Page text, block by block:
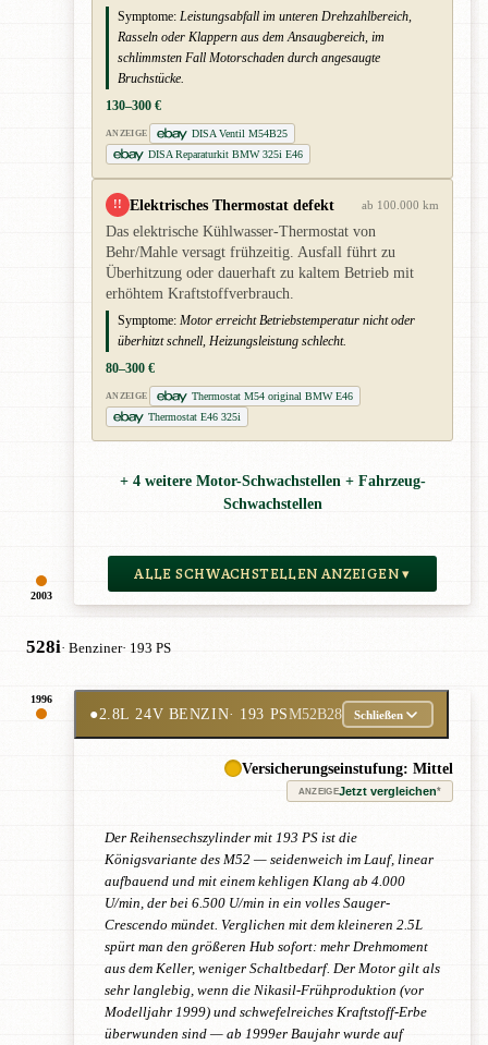
2003
Symptome: Leistungsabfall im unteren Drehzahlbereich,
Rasseln oder Klappern aus dem Ansaugbereich, im
schlimmsten Fall Motorschaden durch angesaugte
Bruchstücke.
130–300 €
ANZEIGE
DISA Ventil M54B25
DISA Reparaturkit BMW 325i E46
!! Elektrisches Thermostat defekt ab 100.000 km
Das elektrische Kühlwasser-Thermostat von
Behr/Mahle versagt frühzeitig. Ausfall führt zu
Überhitzung oder dauerhaft zu kaltem Betrieb mit
erhöhtem Kraftstoffverbrauch.
Symptome: Motor erreicht Betriebstemperatur nicht oder
überhitzt schnell, Heizungsleistung schlecht.
80–300 €
ANZEIGE
Thermostat M54 original BMW E46
Thermostat E46 325i
+ 4 weitere Motor-Schwachstellen + Fahrzeug-
Schwachstellen
ALLE SCHWACHSTELLEN ANZEIGEN ▾
528i· Benziner· 193 PS
1996
●2.8L 24V BENZIN· 193 PSM52B28 Schließen
Versicherungseinstufung: Mittel
ANZEIGEJetzt vergleichen*
Der Reihensechszylinder mit 193 PS ist die
Königsvariante des M52 — seidenweich im Lauf, linear
aufbauend und mit einem kehligen Klang ab 4.000
U/min, der bei 6.500 U/min in ein volles Sauger-
Crescendo mündet. Verglichen mit dem kleineren 2.5L
spürt man den größeren Hub sofort: mehr Drehmoment
aus dem Keller, weniger Schaltbedarf. Der Motor gilt als
sehr langlebig, wenn die Nikasil-Frühproduktion (vor
Modelljahr 1999) und schwefelreiches Kraftstoff-Erbe
überwunden sind — ab 1999er Baujahr wurde auf